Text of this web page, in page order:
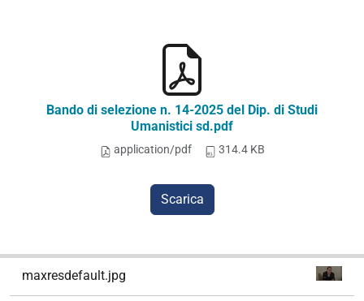
Bando di selezione n. 14-2025 del Dip. di Studi
Umanistici sd.pdf
application/pdf 314.4 KB
Scarica
maxresdefault.jpg